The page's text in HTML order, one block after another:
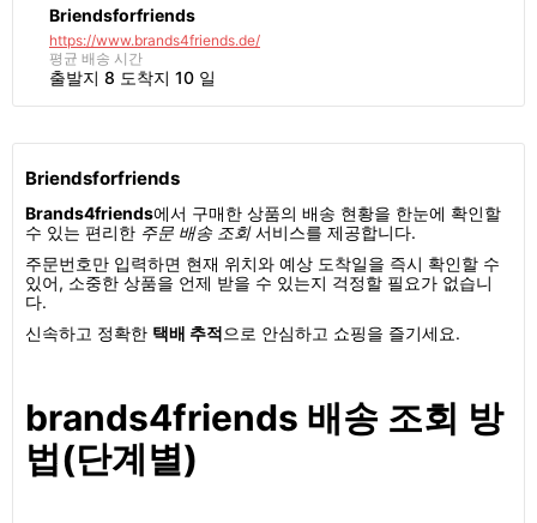
Briendsforfriends
https://www.brands4friends.de/
평균 배송 시간
출발지 8 도착지 10 일
Briendsforfriends
Brands4friends에서 구매한 상품의 배송 현황을 한눈에 확인할
수 있는 편리한 주문 배송 조회서비스를 제공합니다.
주문번호만 입력하면 현재 위치와 예상 도착일을 즉시 확인할 수
있어, 소중한 상품을 언제 받을 수 있는지 걱정할 필요가 없습니
다.
신속하고 정확한 택배 추적으로 안심하고 쇼핑을 즐기세요.
brands4friends 배송 조회 방
법(단계별)